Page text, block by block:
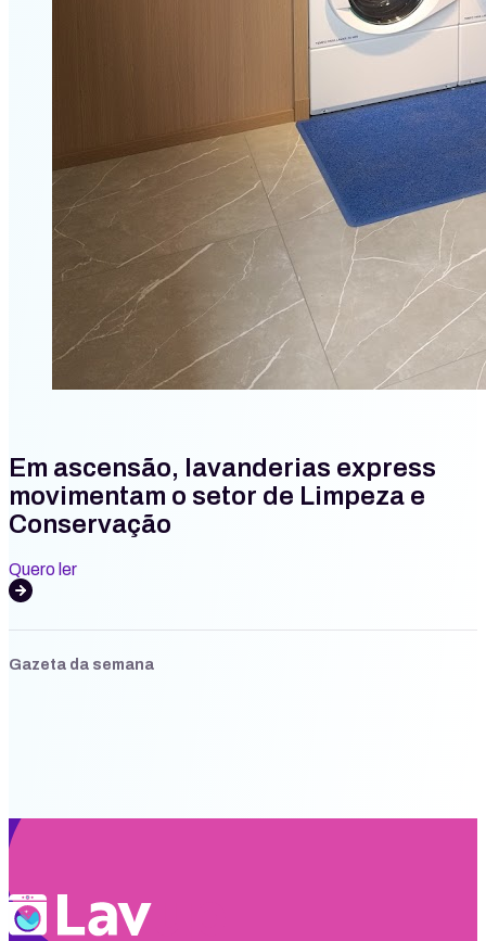
Em ascensão, lavanderias express
movimentam o setor de Limpeza e
Conservação
Quero ler
Gazeta da semana